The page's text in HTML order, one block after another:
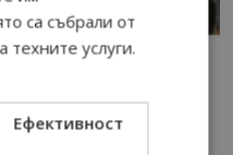
са събрали от
техните услуги.
Ефективност